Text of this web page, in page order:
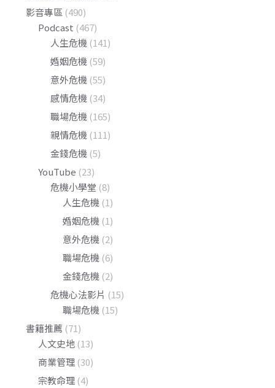
影音專區 (490)
Podcast (467)
人生危機 (141)
婚姻危機 (59)
意外危機 (55)
感情危機 (34)
職場危機 (165)
親情危機 (111)
金錢危機 (5)
YouTube (23)
危機小學堂 (8)
人生危機 (1)
婚姻危機 (1)
意外危機 (2)
職場危機 (6)
金錢危機 (2)
危機心法影片 (15)
職場危機 (15)
書籍推薦 (71)
人文史地 (13)
商業管理 (30)
宗教命理 (4)